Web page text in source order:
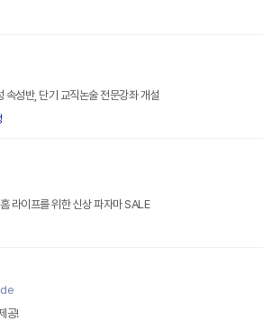
성반, 단기 교직논술 전문강좌 개설
라이프를 위한 신상 파자마 SALE
공!